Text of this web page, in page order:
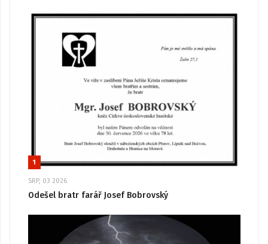
1
SRP, 03 2026
Odešel bratr farář Josef Bobrovský